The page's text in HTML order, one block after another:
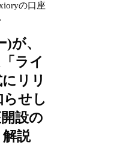
の口座
が、
ライ
リリ
せし
設の
説